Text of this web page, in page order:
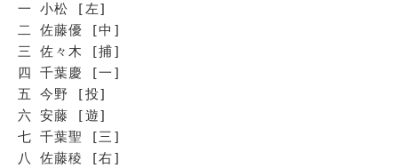
一 小松 [左]
二 佐藤優 [中]
三 佐々木 [捕]
四 千葉慶 [一]
五 今野 [投]
六 安藤 [遊]
七 千葉聖 [三]
八 佐藤稜 [右]